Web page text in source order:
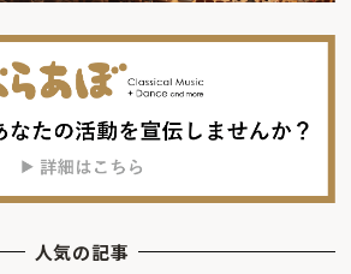
人気の記事